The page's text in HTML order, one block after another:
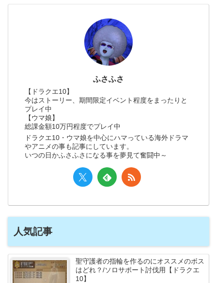
ふさふさ
【ドラクエ10】
今はストーリー、期間限定イベント程度をまったりと
プレイ中
【ウマ娘】
総課金額10万円程度でプレイ中
ドラクエ10・ウマ娘を中心にハマっている海外ドラマ
やアニメの事も記事にしています。
いつの日かふさふさになる事を夢見て奮闘中～
人気記事
聖守護者の指輪を作るのにオススメのボス
はどれ？/ソロサポート討伐用【ドラクエ
10】